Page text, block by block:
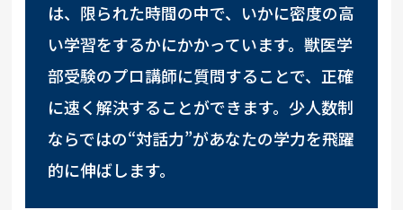
は、限られた時間の中で、いかに密度の高
い学習をするかにかかっています。獣医学
部受験のプロ講師に質問することで、正確
に速く解決することができます。少人数制
ならではの“対話力”があなたの学力を飛躍
的に伸ばします。